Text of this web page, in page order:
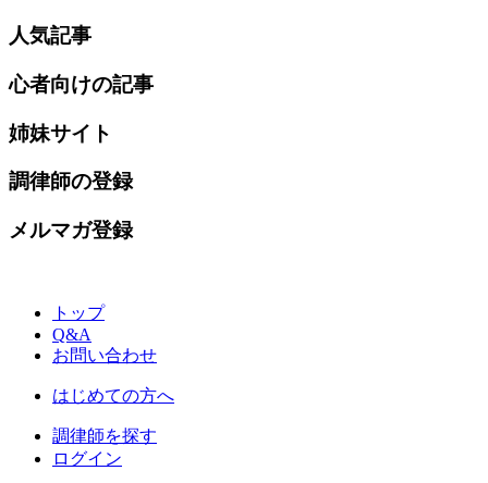
人気記事
心者向けの記事
姉妹サイト
調律師の登録
メルマガ登録
トップ
Q&A
お問い合わせ
はじめての方へ
調律師を探す
ログイン